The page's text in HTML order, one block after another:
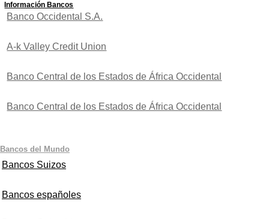
Información Bancos
Banco Occidental S.A.
A-k Valley Credit Union
Banco Central de los Estados de África Occidental
Banco Central de los Estados de África Occidental
Bancos del Mundo
Bancos Suizos
Bancos españoles